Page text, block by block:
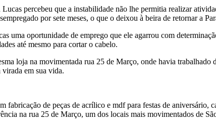
percebeu que a instabilidade não lhe permitia realizar
por sete meses, o que o deixou à beira de retornar a
uma oportunidade de emprego que ele agarrou com
até mesmo para cortar o cabelo.
loja na movimentada rua 25 de Março, onde havia
virada em sua vida.
de peças de acrílico e mdf para festas de
na rua 25 de Março, um dos locais mais movimentados de